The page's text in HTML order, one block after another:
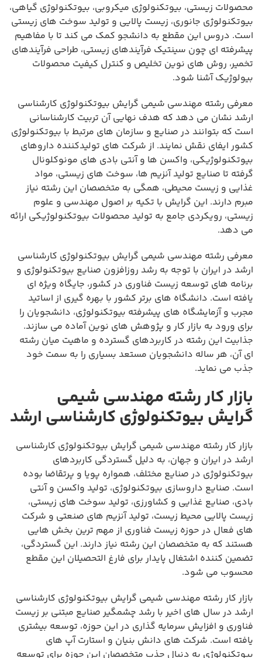
محصولات زیستی، بیوتکنولوژی میکروبی، بیوتکنولوژی گیاهی،
بیوتکنولوژی جانوری، زیست پالایی و تولید سوخت های زیستی
است. دروس این مقطع به دانشجو کمک می کند تا با مفاهیم
پیشرفته ای چون سینتیک فرآیندهای زیستی، طراحی فرآیندهای
تخمیر، روش های نوین تخلیص و کنترل کیفیت محصولات
بیولوژیک آشنا شود.
معرفی رشته مهندسی شیمی گرایش بیوتکنولوژی کارشناسی
ارشد نشان می دهد که هدف نهایی آن تربیت کارشناسانی
است که بتوانند در صنایع و سازمان های مرتبط با بیوتکنولوژی
کشور ایفای نقش نمایند. از شرکت های تولیدکننده داروهای
بیوتکنولوژیکی، واکسن ها و آنتی بادی های مونوکلونال
گرفته تا صنایع تولید آنزیم ها، سوخت های زیستی، مواد
غذایی و زیست محیطی، همگی به متخصصان این رشته نیاز
مبرم دارند. این گرایش با تکیه بر اصول مهندسی و علوم
زیستی، رویکردی جامع به تولید محصولات بیوتکنولوژیکی ارائه
می دهد.
معرفی رشته مهندسی شیمی گرایش بیوتکنولوژی کارشناسی
ارشد در ایران با توجه به رشد روزافزون صنایع بیوتکنولوژی و
برنامه های توسعه زیست فناوری در کشور، جایگاه ویژه ای
یافته است. دانشگاه های برتر کشور با بهره گیری از اساتید
مجرب و آزمایشگاه های پیشرفته بیوتکنولوژی، دانشجویان را
برای ورود به بازار کار و پژوهش های نوین آماده می سازند.
جذابیت این رشته در کاربردهای گسترده و ماهیت میان رشته
ای آن، هر ساله دانشجویان مستعد بسیاری را به سمت خود
جذب می نماید.
بازار کار رشته مهندسی شیمی
گرایش بیوتکنولوژی کارشناسی ارشد
بازار کار رشته مهندسی شیمی گرایش بیوتکنولوژی کارشناسی
ارشد در ایران و جهان، به دلیل گستردگی کاربردهای
بیوتکنولوژی در صنایع مختلف، همواره پویا و پرتقاضا بوده
است. صنایع داروسازی بیوتکنولوژی، تولید واکسن و آنتی
بادی، صنایع غذایی و کشاورزی، تولید سوخت های زیستی،
زیست پالایی محیط زیست، تولید آنزیم های صنعتی و شرکت
های فعال در حوزه زیست فناوری از مهم ترین بخش هایی
هستند که به متخصصان این رشته نیاز دارند. این گستردگی،
تضمین کننده اشتغال پایدار برای فارغ التحصیلان این مقطع
محسوب می شود.
بازار کار رشته مهندسی شیمی گرایش بیوتکنولوژی کارشناسی
ارشد در سال های اخیر با رشد چشمگیر صنایع مبتنی بر زیست
فناوری و افزایش سرمایه گذاری در این حوزه، توسعه بیشتری
یافته است. شرکت های دانش بنیان و استارت آپ های
بیوتکنولوژی به دنبال جذب متخصصان این حوزه برای توسعه